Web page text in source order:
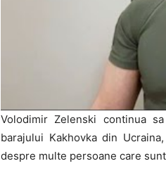
Volodimir Zelenski continua
barajului Kakhovka din
despre multe persoane care